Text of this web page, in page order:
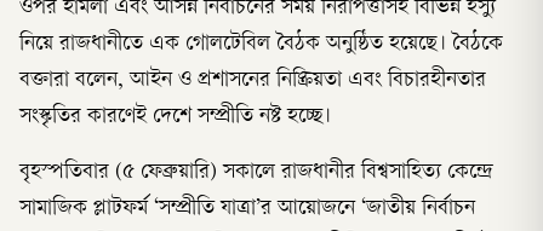
ওপর হামলা এবং আসন্ন নির্বাচনের সময় নিরাপত্তাসহ বিভিন্ন ইস্যু
নিয়ে রাজধানীতে এক গোলটেবিল বৈঠক অনুষ্ঠিত হয়েছে। বৈঠকে
বক্তারা বলেন, আইন ও প্রশাসনের নিষ্ক্রিয়তা এবং বিচারহীনতার
সংস্কৃতির কারণেই দেশে সম্প্রীতি নষ্ট হচ্ছে।
বৃহস্পতিবার (৫ ফেব্রুয়ারি) সকালে রাজধানীর বিশ্বসাহিত্য কেন্দ্রে
সামাজিক প্লাটফর্ম ‘সম্প্রীতি যাত্রা’র আয়োজনে ‘জাতীয় নির্বাচন